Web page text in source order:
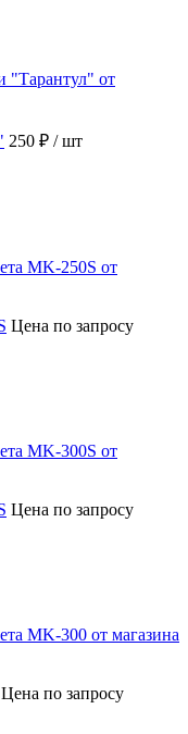
250 ₽ / шт
Цена по запросу
Цена по запросу
Цена по запросу